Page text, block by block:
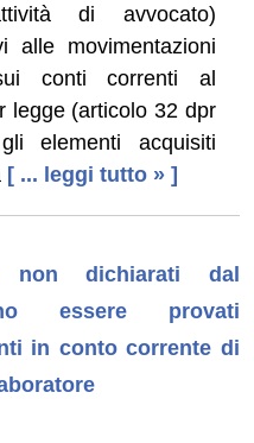
di avvocato)
alle movimentazioni
conti correnti al
legge (articolo 32 dpr
elementi acquisiti
[ ... leggi tutto » ]
dichiarati dal
essere provati
in conto corrente di